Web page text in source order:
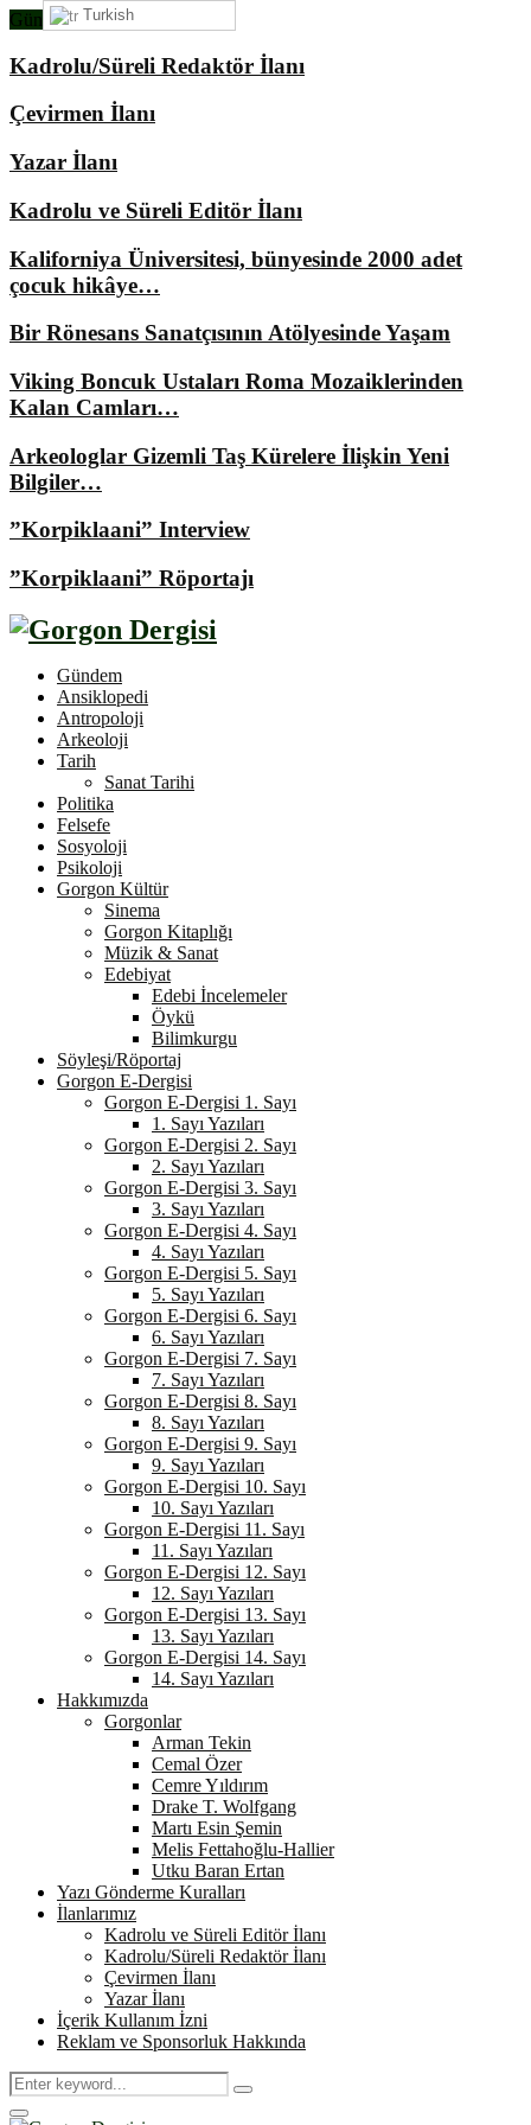
Gündemimizde Ne Var?
Kadrolu/Süreli Redaktör İlanı
Çevirmen İlanı
Yazar İlanı
Kadrolu ve Süreli Editör İlanı
Kaliforniya Üniversitesi, bünyesinde 2000 adet
çocuk hikâye…
Bir Rönesans Sanatçısının Atölyesinde Yaşam
Viking Boncuk Ustaları Roma Mozaiklerinden
Kalan Camları…
Arkeologlar Gizemli Taş Kürelere İlişkin Yeni
Bilgiler…
”Korpiklaani” Interview
”Korpiklaani” Röportajı
Gündem
Ansiklopedi
Antropoloji
Arkeoloji
Tarih
Sanat Tarihi
Politika
Felsefe
Sosyoloji
Psikoloji
Gorgon Kültür
Sinema
Gorgon Kitaplığı
Müzik & Sanat
Edebiyat
Edebi İncelemeler
Öykü
Bilimkurgu
Söyleşi/Röportaj
Gorgon E-Dergisi
Gorgon E-Dergisi 1. Sayı
1. Sayı Yazıları
Gorgon E-Dergisi 2. Sayı
2. Sayı Yazıları
Gorgon E-Dergisi 3. Sayı
3. Sayı Yazıları
Gorgon E-Dergisi 4. Sayı
4. Sayı Yazıları
Gorgon E-Dergisi 5. Sayı
5. Sayı Yazıları
Gorgon E-Dergisi 6. Sayı
6. Sayı Yazıları
Gorgon E-Dergisi 7. Sayı
7. Sayı Yazıları
Gorgon E-Dergisi 8. Sayı
8. Sayı Yazıları
Gorgon E-Dergisi 9. Sayı
9. Sayı Yazıları
Gorgon E-Dergisi 10. Sayı
10. Sayı Yazıları
Gorgon E-Dergisi 11. Sayı
11. Sayı Yazıları
Gorgon E-Dergisi 12. Sayı
12. Sayı Yazıları
Gorgon E-Dergisi 13. Sayı
13. Sayı Yazıları
Gorgon E-Dergisi 14. Sayı
14. Sayı Yazıları
Hakkımızda
Gorgonlar
Arman Tekin
Cemal Özer
Cemre Yıldırım
Drake T. Wolfgang
Martı Esin Şemin
Melis Fettahoğlu-Hallier
Utku Baran Ertan
Yazı Gönderme Kuralları
İlanlarımız
Kadrolu ve Süreli Editör İlanı
Kadrolu/Süreli Redaktör İlanı
Çevirmen İlanı
Yazar İlanı
İçerik Kullanım İzni
Reklam ve Sponsorluk Hakkında
Search
for:
Search
Primary
Turkish